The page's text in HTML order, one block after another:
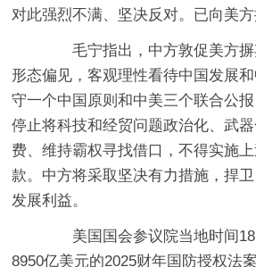
对此强烈不满、坚决反对。已向美方
毛宁指出，中方敦促美方摒
形态偏见，客观理性看待中国发展
守一个中国原则和中美三个联合公报
停止将科技和经贸问题政治化、武
费、维持霸权寻找借口，不得实施
款。中方将采取坚决有力措施，捍卫
发展利益。
美国国会参议院当地时间18
8950亿美元的2025财年国防授权法